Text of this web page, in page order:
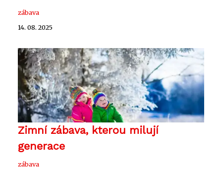
zábava
14. 08. 2025
Zimní zábava, kterou milují
generace
zábava